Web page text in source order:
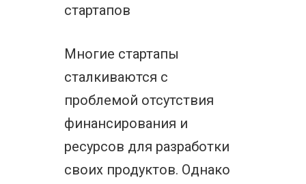
стартапов
Многие стартапы
сталкиваются с
проблемой отсутствия
финансирования и
ресурсов для разработки
своих продуктов. Однако